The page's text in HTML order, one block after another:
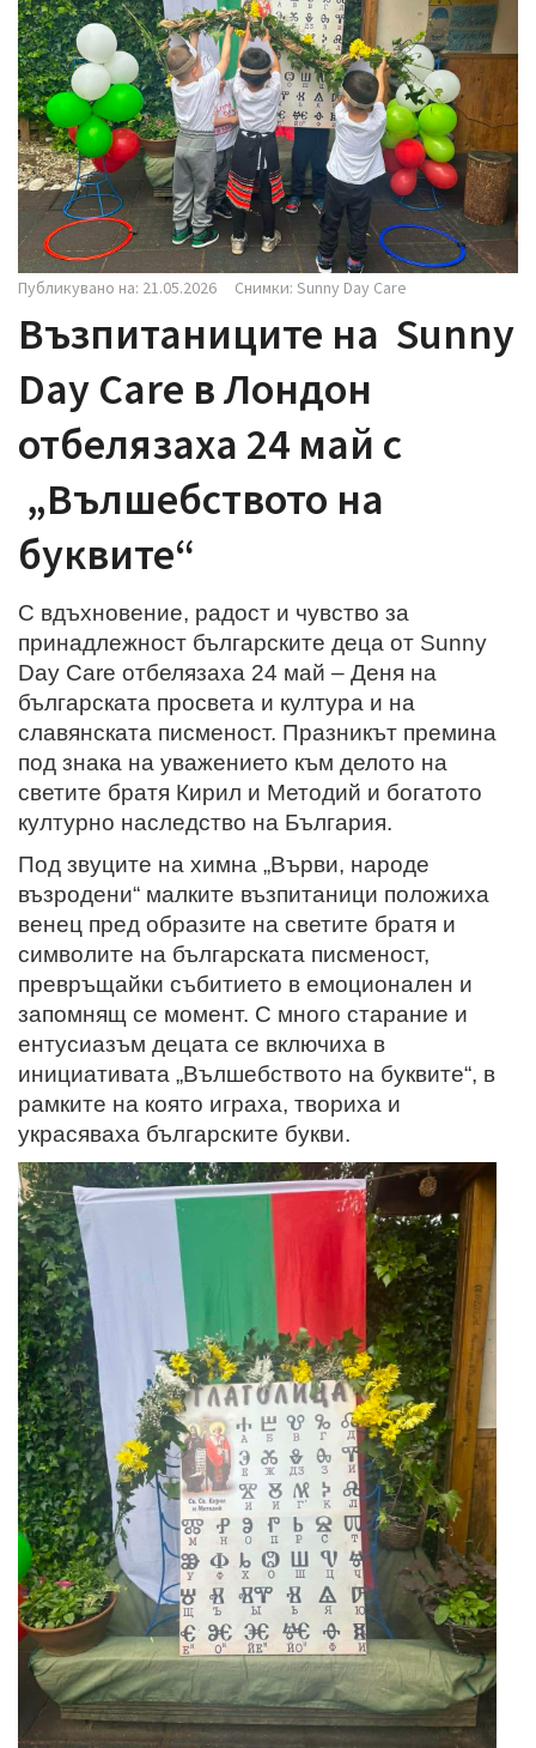
i
g
a
t
i
o
n
Публикувано на: 21.05.2026 Снимки: Sunny Day Care
Възпитаниците на Sunny
Day Care в Лондон
отбелязаха 24 май с
„Вълшебството на
буквите“
С вдъхновение, радост и чувство за
принадлежност българските деца от Sunny
Day Care отбелязаха 24 май – Деня на
българската просвета и култура и на
славянската писменост. Празникът премина
под знака на уважението към делото на
светите братя Кирил и Методий и богатото
културно наследство на България.
Под звуците на химна „Върви, народе
възродени“ малките възпитаници положиха
венец пред образите на светите братя и
символите на българската писменост,
превръщайки събитието в емоционален и
запомнящ се момент. С много старание и
ентусиазъм децата се включиха в
инициативата „Вълшебството на буквите“, в
рамките на която играха, твориха и
украсяваха българските букви.